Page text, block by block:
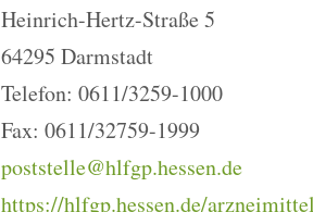
Heinrich-Hertz-Straße 5
64295 Darmstadt
Telefon: 0611/3259-1000
Fax: 0611/32759-1999
poststelle@hlfgp.hessen.de
https://hlfgp.hessen.de/